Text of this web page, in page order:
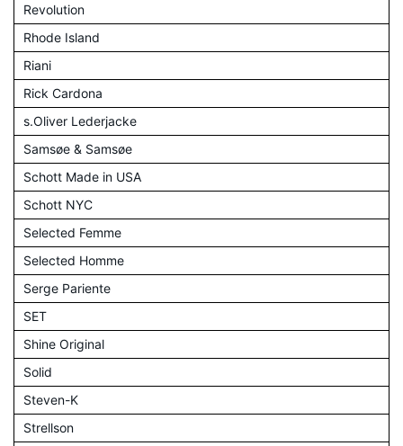
Revolution
Rhode Island
Riani
Rick Cardona
s.Oliver Lederjacke
Samsøe & Samsøe
Schott Made in USA
Schott NYC
Selected Femme
Selected Homme
Serge Pariente
SET
Shine Original
Solid
Steven-K
Strellson